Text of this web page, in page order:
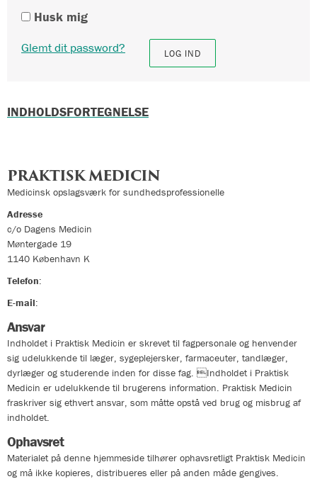
Husk mig
Glemt dit password?
INDHOLDSFORTEGNELSE
PRAKTISK MEDICIN
Medicinsk opslagsværk for sundhedsprofessionelle
Adresse
c/o Dagens Medicin
Møntergade 19
1140 København K
Telefon:
E-mail:
Ansvar
Indholdet i Praktisk Medicin er skrevet til fagpersonale og henvender
sig udelukkende til læger, sygeplejersker, farmaceuter, tandlæger,
dyrlæger og studerende inden for disse fag. Indholdet i Praktisk
Medicin er udelukkende til brugerens information. Praktisk Medicin
fraskriver sig ethvert ansvar, som måtte opstå ved brug og misbrug af
indholdet.
Ophavsret
Materialet på denne hjemmeside tilhører ophavsretligt Praktisk Medicin
og må ikke kopieres, distribueres eller på anden måde gengives.